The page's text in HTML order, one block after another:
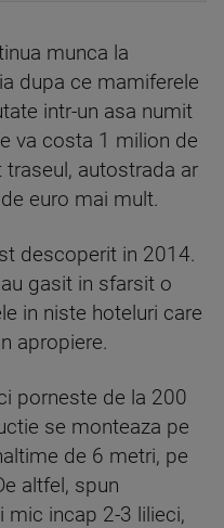
munca la
dupa ce mamiferele
intr-un asa numit
va costa 1 milion de
autostrada ar
euro mai mult.
descoperit in 2014.
gasit in sfarsit o
in niste hoteluri care
apropiere.
porneste de la 200
se monteaza pe
de 6 metri, pe
altfel, spun
mic incap 2-3 lilieci,